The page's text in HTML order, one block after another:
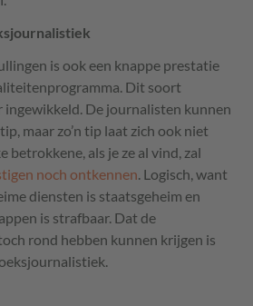
is ook een knappe prestatie
Dit soort
ingewikkeld. De journalisten kunnen
maar zo’n tip laat zich ook niet
betrokkene, als je ze al vind, zal
noch ontkennen. Logisch, want
diensten is staatsgeheim en
is strafbaar. Dat de
rond hebben kunnen krijgen is